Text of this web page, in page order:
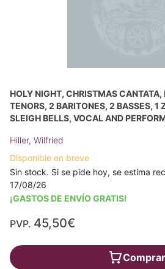
HOLY NIGHT, CHRISTMAS CANTATA,
TENORS, 2 BARITONES, 2 BASSES, 1
SLEIGH BELLS, VOCAL AND
Hiller, Wilfried
Disponible en breve
Sin stock. Si se pide hoy, se estima
17/08/26
¡GASTOS DE ENVÍO GRATIS!
PVP. 45,50€
Comprar